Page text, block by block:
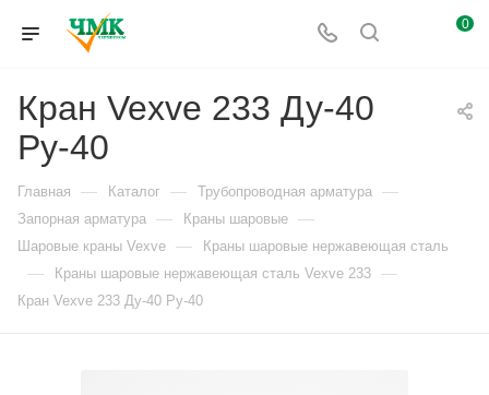
0
Кран Vexve 233 Ду-40
Ру-40
Главная — Каталог — Трубопроводная арматура —
Запорная арматура — Краны шаровые —
Шаровые краны Vexve — Краны шаровые нержавеющая сталь
— Краны шаровые нержавеющая сталь Vexve 233 —
Кран Vexve 233 Ду-40 Ру-40